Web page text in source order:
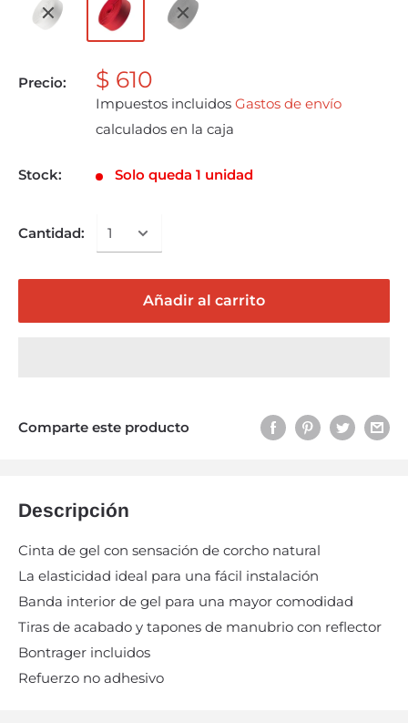
Precio: $ 610
Impuestos incluidos Gastos de envío
calculados en la caja
Stock: Solo queda 1 unidad
Cantidad:
Añadir al carrito
Comparte este producto
Descripción
Cinta de gel con sensación de corcho natural
La elasticidad ideal para una fácil instalación
Banda interior de gel para una mayor comodidad
Tiras de acabado y tapones de manubrio con reflector
Bontrager incluidos
Refuerzo no adhesivo